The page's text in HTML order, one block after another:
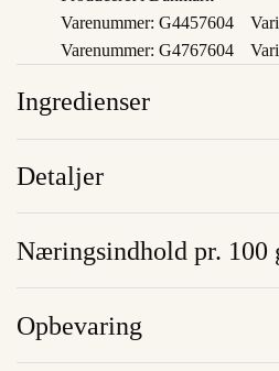
Varenummer: G4457604
Varenummer: G4767604
Ingredienser
Detaljer
Næringsindhold pr. 100
Opbevaring